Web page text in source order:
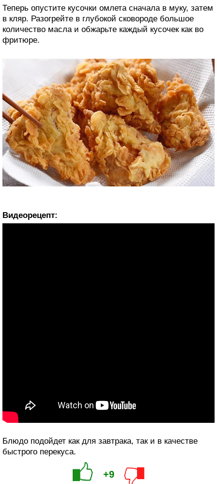
Теперь опустите кусочки омлета сначала в муку, затем
в кляр. Разогрейте в глубокой сковороде большое
количество масла и обжарьте каждый кусочек как во
фритюре.
Видеорецепт:
Блюдо подойдет как для завтрака, так и в качестве
быстрого перекуса.
+9